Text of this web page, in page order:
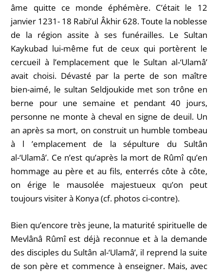
âme quitte ce monde éphémère. C’était le 12
janvier 1231- 18 Rabi’ul Âkhir 628. Toute la noblesse
de la région assite à ses funérailles. Le Sultan
Kaykubad lui-même fut de ceux qui portèrent le
cercueil à l’emplacement que le Sultan al-‘Ulamâ’
avait choisi. Dévasté par la perte de son maître
bien-aimé, le sultan Seldjoukide met son trône en
berne pour une semaine et pendant 40 jours,
personne ne monte à cheval en signe de deuil. Un
an après sa mort, on construit un humble tombeau
à l ’emplacement de la sépulture du Sultân
al-‘Ulamâ’. Ce n’est qu’après la mort de Rûmî qu’en
hommage au père et au fils, enterrés côte à côte,
on érige le mausolée majestueux qu’on peut
toujours visiter à Konya (cf. photos ci-contre).
Bien qu’encore très jeune, la maturité spirituelle de
Mevlânâ Rûmî est déjà reconnue et à la demande
des disciples du Sultân al-‘Ulamâ’, il reprend la suite
de son père et commence à enseigner. Mais, avec